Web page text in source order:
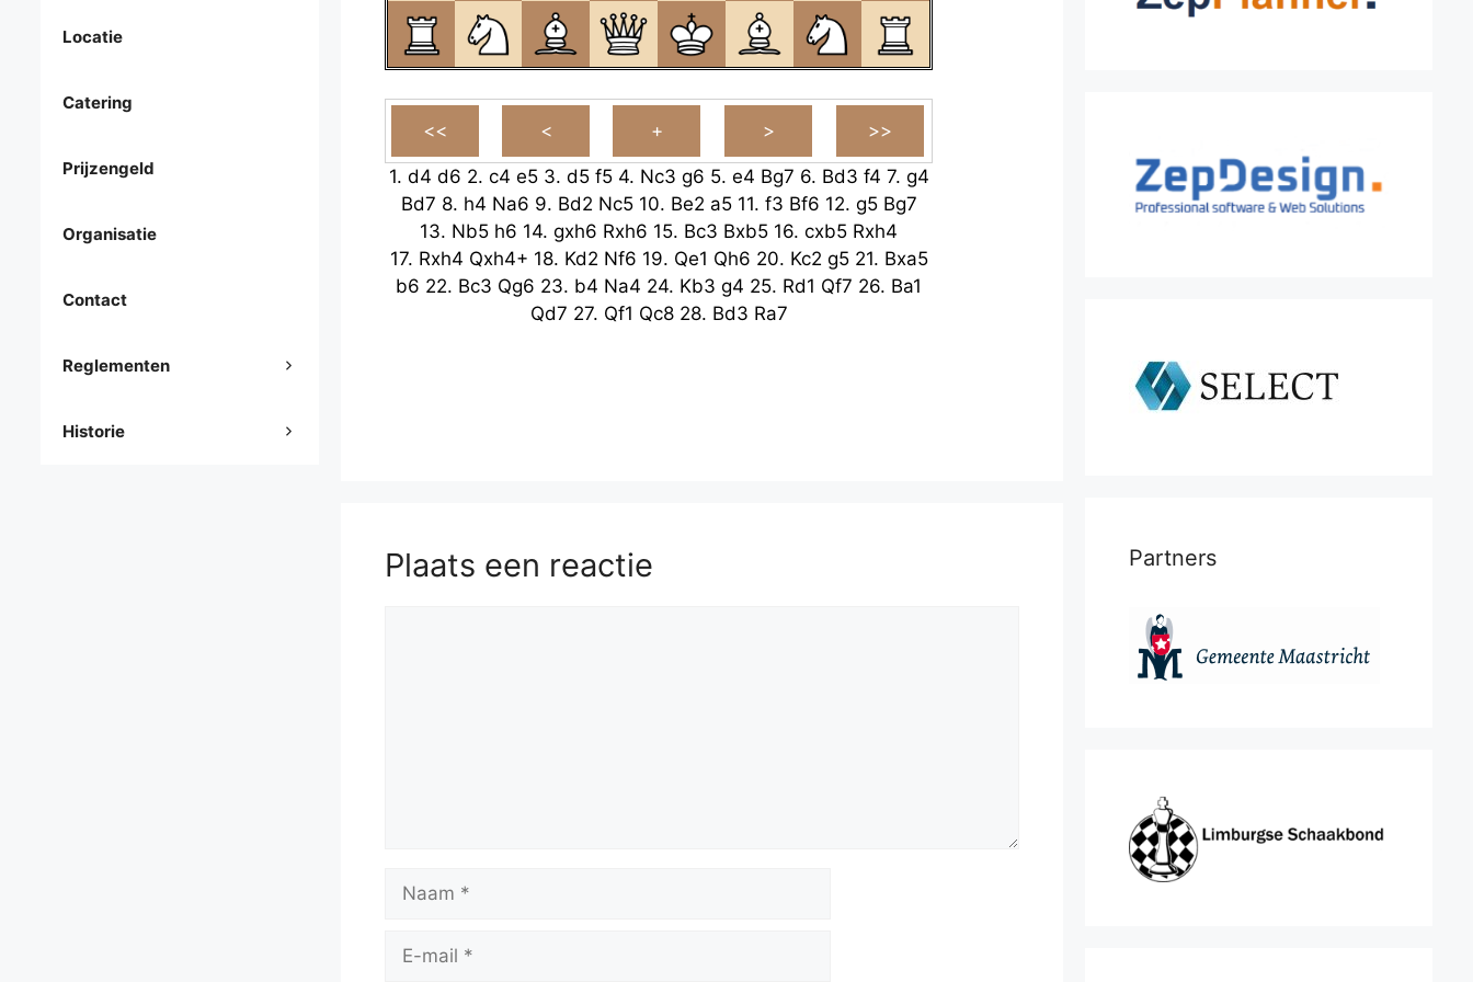
1. d4 d6 2. c4 e5 3. d5 f5 4. Nc3 g6 5. e4 Bg7 6. Bd3 f4 7. g4
Bd7 8. h4 Na6 9. Bd2 Nc5 10. Be2 a5 11. f3 Bf6 12. g5 Bg7
13. Nb5 h6 14. gxh6 Rxh6 15. Bc3 Bxb5 16. cxb5 Rxh4
17. Rxh4 Qxh4+ 18. Kd2 Nf6 19. Qe1 Qh6 20. Kc2 g5 21. Bxa5
b6 22. Bc3 Qg6 23. b4 Na4 24. Kb3 g4 25. Rd1 Qf7 26. Ba1
Qd7 27. Qf1 Qc8 28. Bd3 Ra7
Plaats een reactie
mail
Locatie
Catering
Prijzengeld
Organisatie
Contact
Reglementen
Historie
Partners